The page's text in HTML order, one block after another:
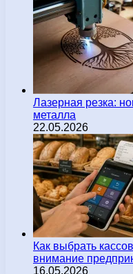
Лазерная резка:
металла
22.05.2026
Как выбрать
внимание
16.05.2026